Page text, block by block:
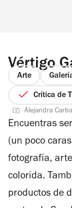
Vértigo
Arte
Crítica de
Alejandra
Encuentras
(un poco
fotografía,
colorida.
productos de